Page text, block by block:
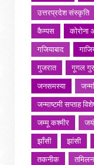
उत्तरप्रदेश संस्कृति
कैम्पस
कोरोना
गजियाबाद
गुजरात
गूगल गुरु
जनसमस्या
जन्माष्टमी सप्ताह
जम्मू कश्मीर
झाँसी
झांसी
तकनीक